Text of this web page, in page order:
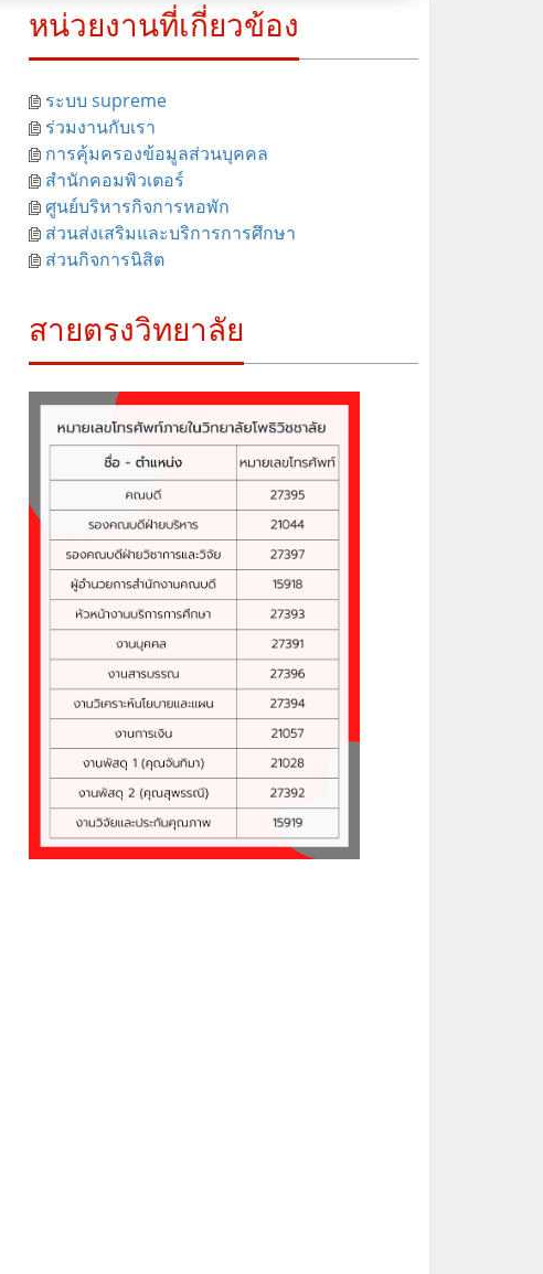
หน่วยงานที่เกี่ยวข้อง
ระบบ supreme
ร่วมงานกับเรา
การคุ้มครองข้อมูลส่วนบุคคล
สำนักคอมพิวเตอร์
ศูนย์บริหารกิจการหอพัก
ส่วนส่งเสริมและบริการการศึกษา
ส่วนกิจการนิสิต
สายตรงวิทยาลัย